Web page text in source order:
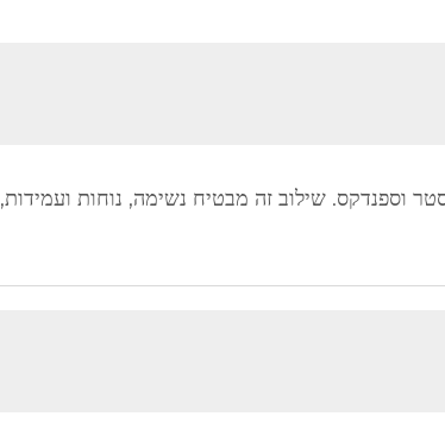
וספנדקס. שילוב זה מבטיח נשימה, נוחות ועמידות,